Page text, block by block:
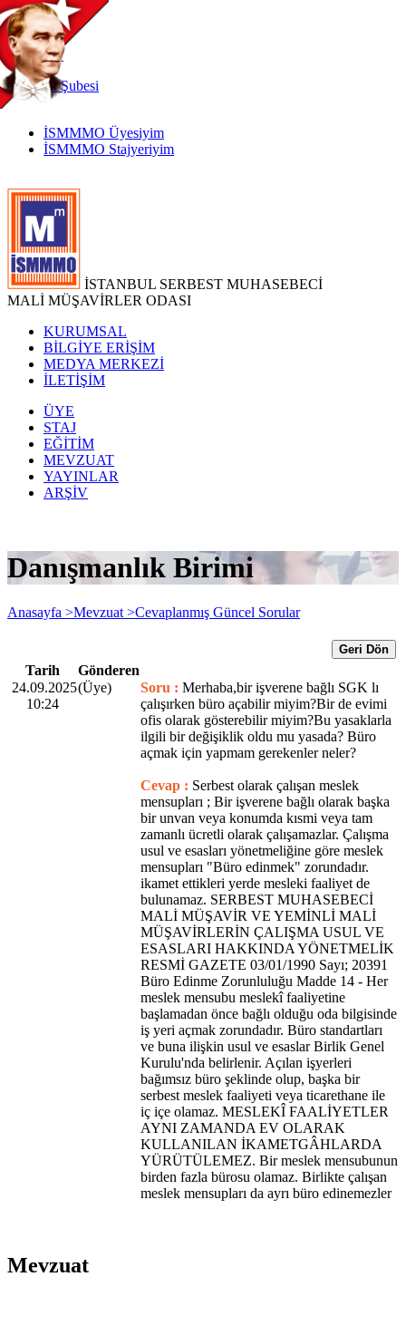
TR
|
EN
İnternetŞubesi
İSMMMO Üyesiyim
İSMMMO Stajyeriyim
İSTANBUL SERBEST MUHASEBECİ
MALİ MÜŞAVİRLER ODASI
KURUMSAL
BİLGİYE ERİŞİM
MEDYA MERKEZİ
İLETİŞİM
ÜYE
STAJ
EĞİTİM
MEVZUAT
YAYINLAR
ARŞİV
Danışmanlık Birimi
Anasayfa >Mevzuat >Cevaplanmış Güncel Sorular
Geri Dön
Tarih
Gönderen
24.09.2025
10:24
(Üye) Soru : Merhaba,bir işverene bağlı SGK lı
çalışırken büro açabilir miyim?Bir de evimi
ofis olarak gösterebilir miyim?Bu yasaklarla
ilgili bir değişiklik oldu mu yasada? Büro
açmak için yapmam gerekenler neler?
Cevap : Serbest olarak çalışan meslek
mensupları ; Bir işverene bağlı olarak başka
bir unvan veya konumda kısmi veya tam
zamanlı ücretli olarak çalışamazlar. Çalışma
usul ve esasları yönetmeliğine göre meslek
mensupları "Büro edinmek" zorundadır.
ikamet ettikleri yerde mesleki faaliyet de
bulunamaz. SERBEST MUHASEBECİ
MALİ MÜŞAVİR VE YEMİNLİ MALİ
MÜŞAVİRLERİN ÇALIŞMA USUL VE
ESASLARI HAKKINDA YÖNETMELİK
RESMİ GAZETE 03/01/1990 Sayı; 20391
Büro Edinme Zorunluluğu Madde 14 - Her
meslek mensubu meslekî faaliyetine
başlamadan önce bağlı olduğu oda bilgisinde
iş yeri açmak zorundadır. Büro standartları
ve buna ilişkin usul ve esaslar Birlik Genel
Kurulu'nda belirlenir. Açılan işyerleri
bağımsız büro şeklinde olup, başka bir
serbest meslek faaliyeti veya ticarethane ile
iç içe olamaz. MESLEKÎ FAALİYETLER
AYNI ZAMANDA EV OLARAK
KULLANILAN İKAMETGÂHLARDA
YÜRÜTÜLEMEZ. Bir meslek mensubunun
birden fazla bürosu olamaz. Birlikte çalışan
meslek mensupları da ayrı büro edinemezler
Mevzuat